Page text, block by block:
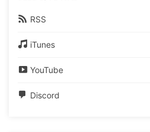
RSS
iTunes
YouTube
Discord